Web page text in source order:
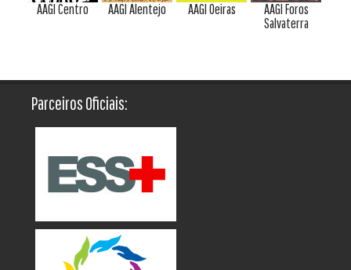
AAGI Centro AAGI Alentejo AAGI Oeiras
AAGI Foros
Salvaterra
Parceiros Oficiais: